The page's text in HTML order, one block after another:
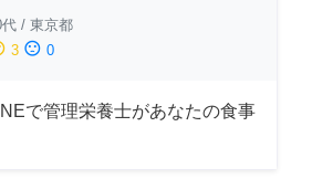
/ 東京都
3 sentiment_dissatisfied 0
で管理栄養士があなたの食事